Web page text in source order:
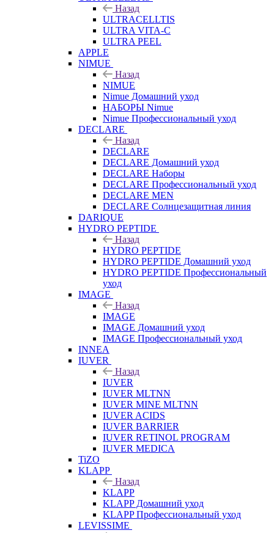
Назад
ULTRACELLTIS
ULTRA VITA-C
ULTRA PEEL
APPLE
NIMUE
Назад
NIMUE
Nimue Домашний уход
НАБОРЫ Nimue
Nimue Профессиональный уход
DECLARE
Назад
DECLARE
DECLARE Домашний уход
DECLARE Наборы
DECLARE Профессиональный уход
DECLARE MEN
DECLARE Солнцезащитная линия
DARIQUE
HYDRO PEPTIDE
Назад
HYDRO PEPTIDE
HYDRO PEPTIDE Домашний уход
HYDRO PEPTIDE Профессиональный
уход
IMAGE
Назад
IMAGE
IMAGE Домашний уход
IMAGE Профессиональный уход
INNEA
IUVER
Назад
IUVER
IUVER MLTNN
IUVER MINE MLTNN
IUVER ACIDS
IUVER BARRIER
IUVER RETINOL PROGRAM
IUVER MEDICA
TiZO
KLAPP
Назад
KLAPP
KLAPP Домашний уход
KLAPP Профессиональный уход
LEVISSIME